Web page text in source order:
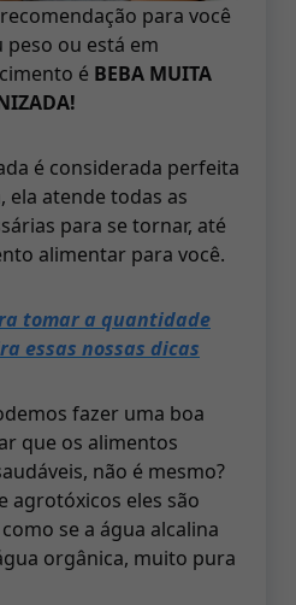
para você
ou está em
é BEBA MUITA
é considerada perfeita
ela atende todas as
para se tornar, até
alimentar para você.
tomar a quantidade
essas nossas dicas
fazer uma boa
que os alimentos
não é mesmo?
agrotóxicos eles são
se a água alcalina
orgânica, muito pura